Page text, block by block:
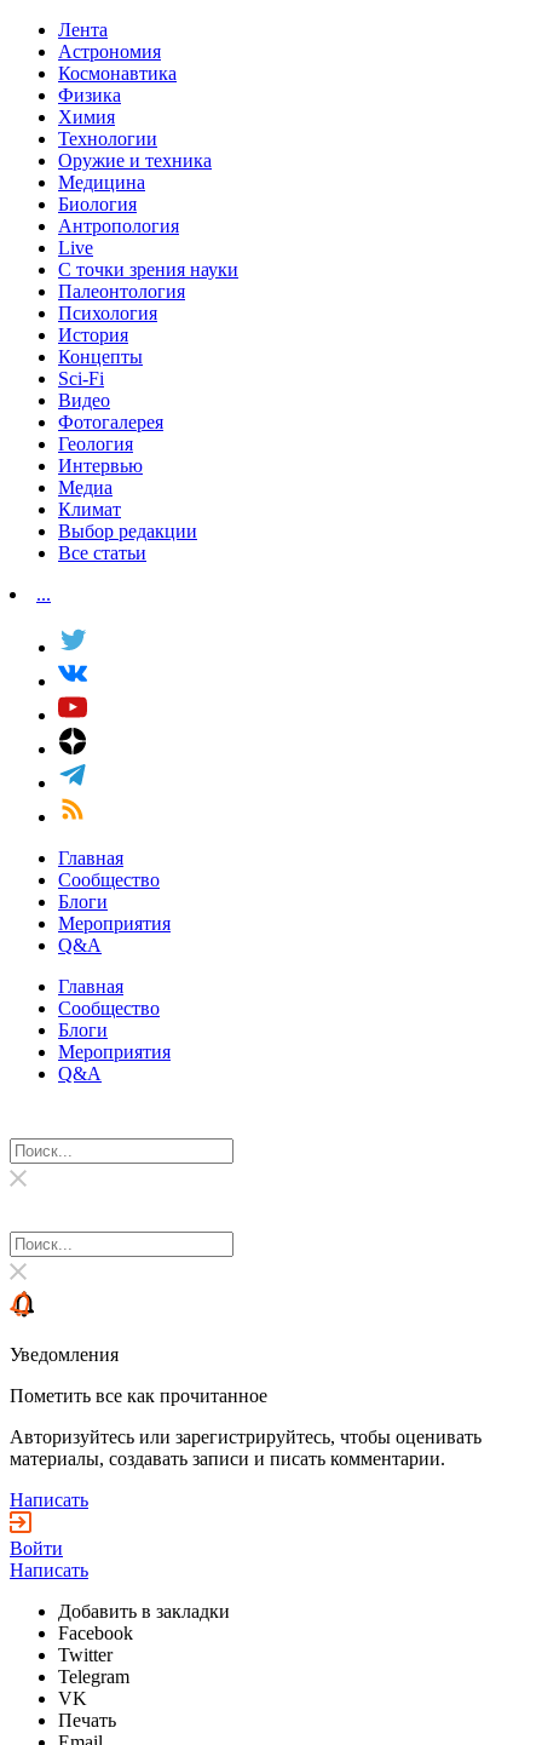
Лента
Астрономия
Космонавтика
Физика
Химия
Технологии
Оружие и техника
Медицина
Биология
Антропология
Live
С точки зрения науки
Палеонтология
Психология
История
Концепты
Sci-Fi
Видео
Фотогалерея
Геология
Интервью
Медиа
Климат
Выбор редакции
Все статьи
...
Главная
Сообщество
Блоги
Мероприятия
Q&A
Главная
Сообщество
Блоги
Мероприятия
Q&A
Уведомления
Пометить все как прочитанное
Авторизуйтесь или зарегистрируйтесь, чтобы оценивать
материалы, создавать записи и писать комментарии.
Написать
Войти
Написать
Добавить в закладки
Facebook
Twitter
Telegram
VK
Печать